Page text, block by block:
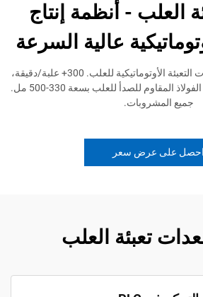
العلب - أنظمة إنتاج
عالية السرعة
عزز الإنتاج باستخدام معدات التعبئة الأوتوماتيكية للعلب. 300+ علبة/دقيقة،
تعبئة أيزوبارية، أنظمة من الفولاذ المقاوم للصدأ للعلب بسعة 330-500 مل.
جميع المشروبات.
احصل على عرض سعر
تعبئة العلب